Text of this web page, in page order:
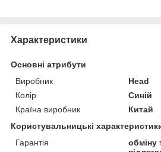
Характеристики
Основні атрибути
Виробник
Head
Колір
Синій
Країна виробник
Китай
Користувальницькі
Гарантія
обміну